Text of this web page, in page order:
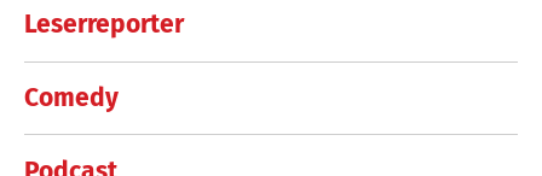
Leserreporter
Comedy